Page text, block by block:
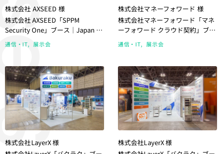
株式会社 AXSEED 様
株式会社 AXSEED「SPPM
Security One」ブース｜Japan IT
week 春
通信・IT 展示会
株式会社マネーフォワード 様
株式会社マネーフォワード「マネ
ーフォワード クラウド契約」ブー
ス｜Japan IT week 春
通信・IT 展示会
株式会社LayerX 様
株式会社LayerX 様